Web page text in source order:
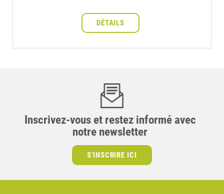
DÉTAILS
Inscrivez-vous et restez informé avec
notre newsletter
S'INSCRIRE ICI